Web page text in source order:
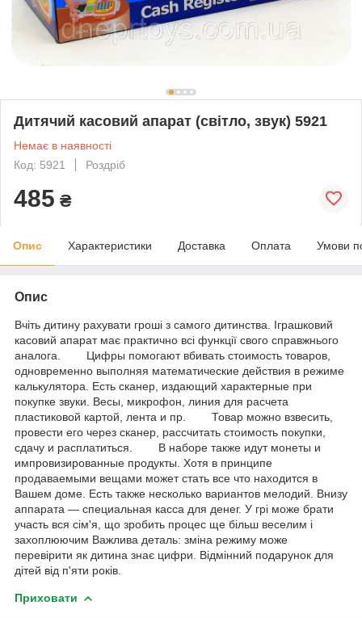
Дитячий касовий апарат (світло, звук) 5921
Немає в наявності
Код: 5921
Роздріб
485 ₴
Опис Характеристики Доставка Оплата Умови
Опис
Вчіть дитину рахувати гроші з самого дитинства. Іграшковий
касовий апарат має практично всі функції свого справжнього
аналога. Цифры помогают вбивать стоимость товаров,
одновременно выполняя математические действия в режиме
калькулятора. Есть сканер, издающий характерные при
покупке звуки. Весы, микрофон, линия для расчета
пластиковой картой, лента и пр. Товар можно взвесить,
провести его через сканер, рассчитать стоимость покупки,
сдачу и расплатиться. В наборе также идут монеты и
импровизированные продукты. Хотя в принципе
продаваемыми вещами может стать все что находится в
Вашем доме. Есть также несколько вариантов мелодий. Внизу
аппарата ― специальная касса для денег. У грі може брати
участь вся сім'я, що зробить процес ще більш веселим і
захоплюючим Важлива деталь: зміна режиму може
перевірити як дитина знає цифри. Відмінний подарунок для
дітей від п'яти років.
Приховати